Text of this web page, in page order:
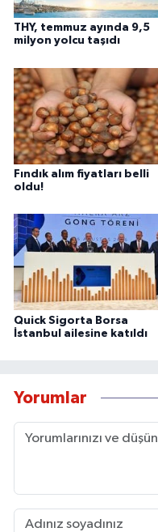
THY, temmuz ayında 9,5
milyon yolcu taşıdı
Fındık alım fiyatları belli
oldu!
Quick Sigorta Borsa
İstanbul ailesine katıldı
Yorumlar